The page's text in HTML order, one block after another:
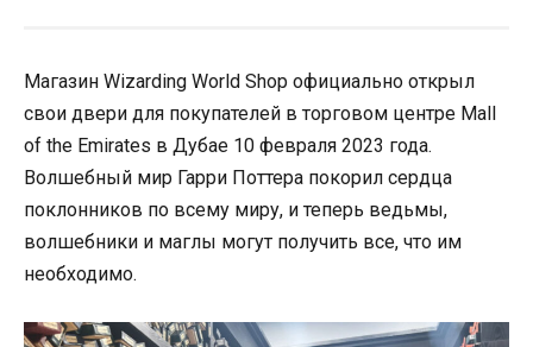
Магазин Wizarding World Shop официально открыл
свои двери для покупателей в торговом центре Mall
of the Emirates в Дубае 10 февраля 2023 года.
Волшебный мир Гарри Поттера покорил сердца
поклонников по всему миру, и теперь ведьмы,
волшебники и маглы могут получить все, что им
необходимо.